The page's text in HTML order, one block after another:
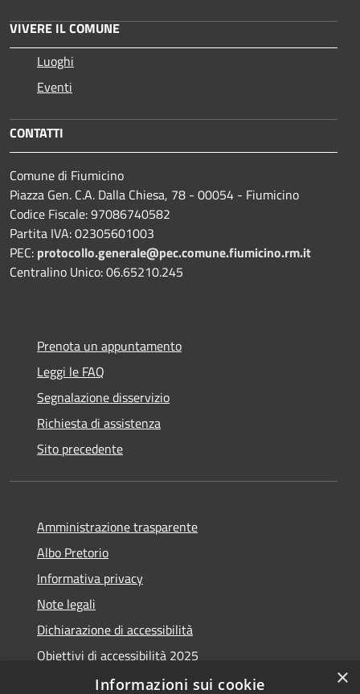
VIVERE IL COMUNE
Luoghi
Eventi
CONTATTI
Comune di Fiumicino
Piazza Gen. C.A. Dalla Chiesa, 78 - 00054 - Fiumicino
Codice Fiscale: 97086740582
Partita IVA: 02305601003
PEC: protocollo.generale@pec.comune.fiumicino.rm.it
Centralino Unico: 06.65210.245
Prenota un appuntamento
Leggi le FAQ
Segnalazione disservizio
Richiesta di assistenza
Sito precedente
Amministrazione trasparente
Albo Pretorio
Informativa privacy
Note legali
Dichiarazione di accessibilità
Obiettivi di accessibilità 2025
Meccanismo di feedback
×
Informazioni sui cookie